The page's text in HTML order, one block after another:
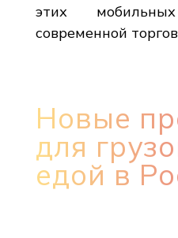
этих
современной
Новые
для
едой в